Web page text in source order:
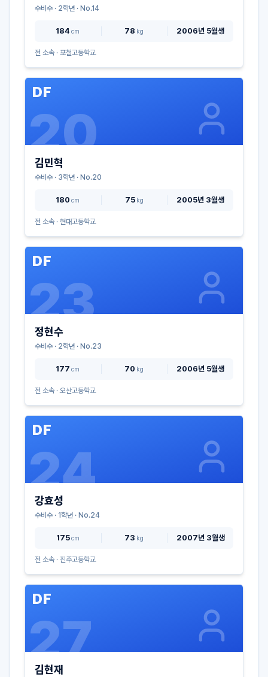
수비수· 2학년 · No.14
184 cm 78 kg 2006년 5월생
전 소속 · 포철고등학교
DF
20
김민혁
수비수· 3학년 · No.20
180 cm 75 kg 2005년 3월생
전 소속 · 현대고등학교
DF
23
정현수
수비수· 2학년 · No.23
177 cm 70 kg 2006년 5월생
전 소속 · 오산고등학교
DF
24
강효성
수비수· 1학년 · No.24
175cm 73 kg 2007년 3월생
전 소속 · 진주고등학교
DF
27
김현재